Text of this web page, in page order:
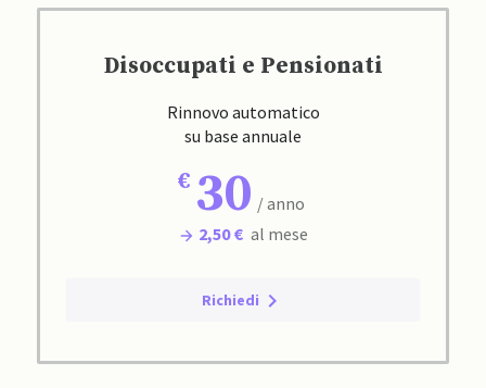
Disoccupati e Pensionati
Rinnovo automatico
su base annuale
30 / anno
2,50 € al mese
Richiedi